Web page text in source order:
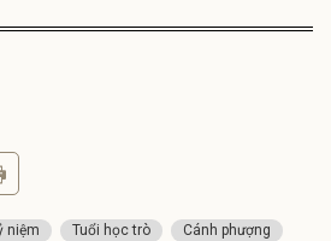
niệm Tuổi học trò
Cánh phượng